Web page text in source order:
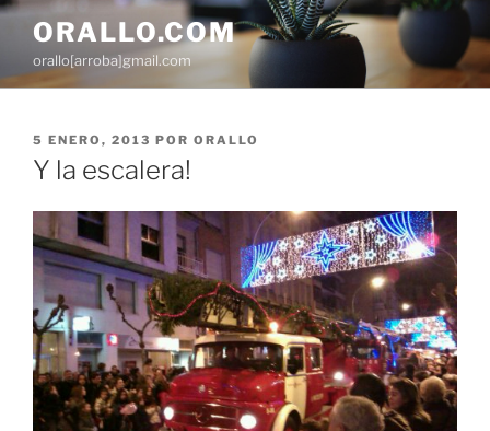
Saltar
contenido
ORALLO.COM
orallo[arroba]gmail.com
PUBLICADO
EL
5 ENERO, 2013 POR ORALLO
Y la escalera!